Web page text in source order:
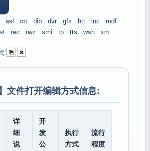
asl crt dib dvr gfs htt inc
mdf
rec rwz smi tp tts wsh xm
:
】文件打开编辑方式信息:
详
细
说
开
发
公
执行
方式
流行
程度